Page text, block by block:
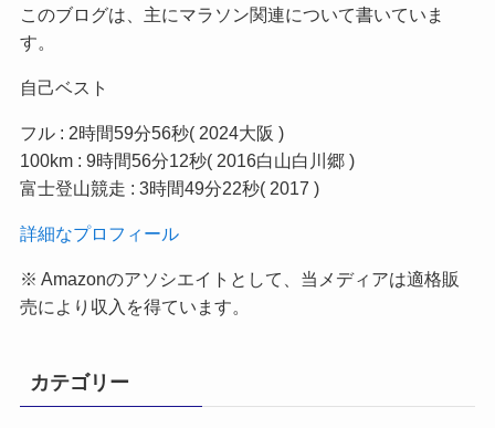
このブログは、主にマラソン関連について書いていま
す。
自己ベスト
フル : 2時間59分56秒( 2024大阪 )
100km : 9時間56分12秒( 2016白山白川郷 )
富士登山競走 : 3時間49分22秒( 2017 )
詳細なプロフィール
※ Amazonのアソシエイトとして、当メディアは適格販
売により収入を得ています。
カテゴリー